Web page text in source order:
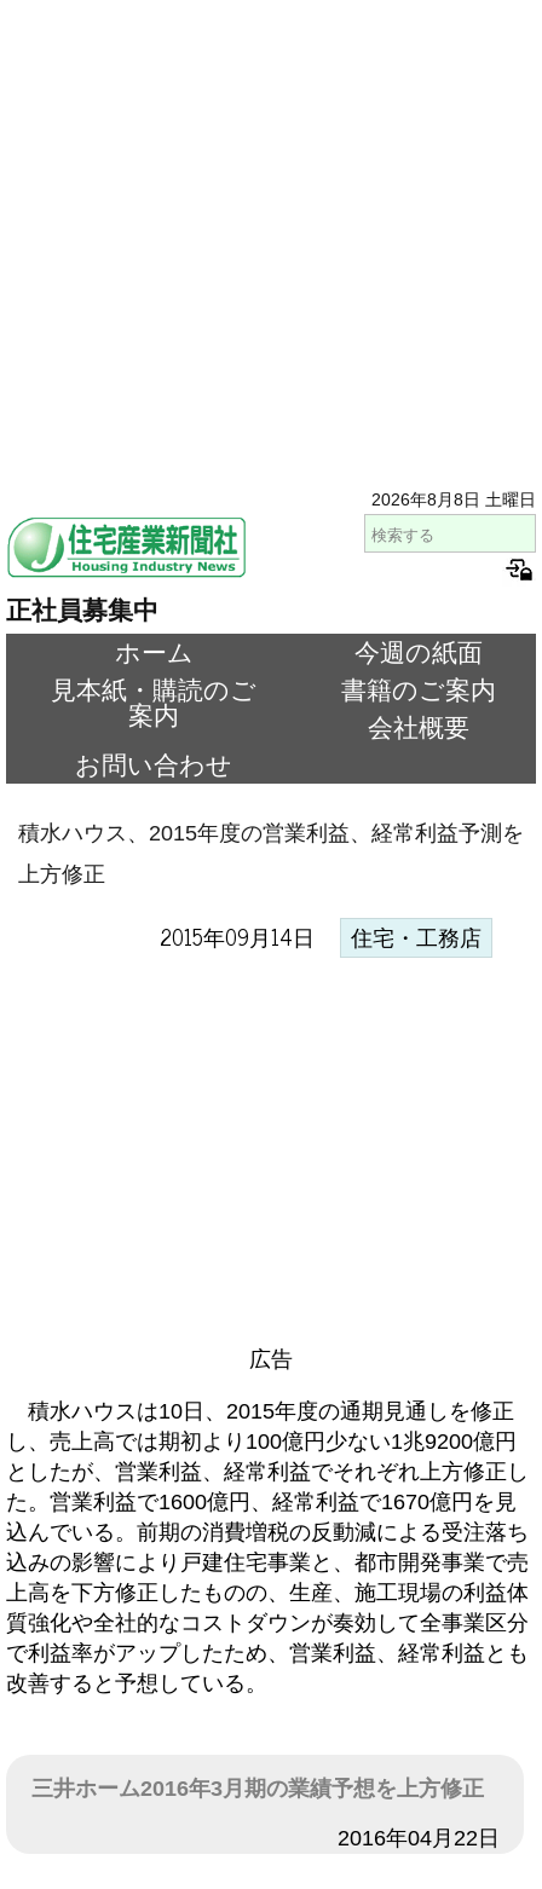
2026年8月8日 土曜日
正社員募集中
ホーム
今週の紙面
見本紙・購読のご
案内
書籍のご案内
会社概要
お問い合わせ
積水ハウス、2015年度の営業利益、経常利益予測を
上方修正
2015年09月14日 住宅・工務店
広告
積水ハウスは10日、2015年度の通期見通しを修正
し、売上高では期初より100億円少ない1兆9200億円
としたが、営業利益、経常利益でそれぞれ上方修正し
た。営業利益で1600億円、経常利益で1670億円を見
込んでいる。前期の消費増税の反動減による受注落ち
込みの影響により戸建住宅事業と、都市開発事業で売
上高を下方修正したものの、生産、施工現場の利益体
質強化や全社的なコストダウンが奏効して全事業区分
で利益率がアップしたため、営業利益、経常利益とも
改善すると予想している。
三井ホーム2016年3月期の業績予想を上方修正
2016年04月22日